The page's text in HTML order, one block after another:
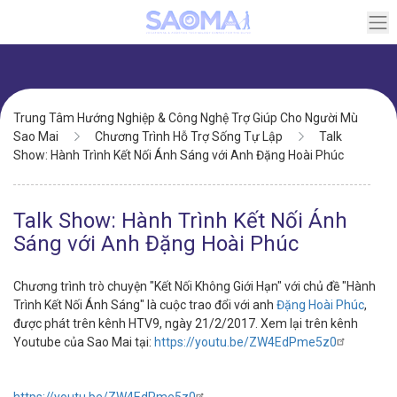
nội
Điều
hướng
Trung Tâm Hướng Nghiệp & Công Nghệ Trợ Giúp Cho Người Mù
Sao Mai
Chương Trình Hỗ Trợ Sống Tự Lập
Talk
Show: Hành Trình Kết Nối Ánh Sáng với Anh Đặng Hoài Phúc
Talk Show: Hành Trình Kết Nối Ánh
Sáng với Anh Đặng Hoài Phúc
Chương trình trò chuyện "Kết Nối Không Giới Hạn" với chủ đề "Hành
Trình Kết Nối Ánh Sáng" là cuộc trao đổi với anh Đặng Hoài Phúc,
được phát trên kênh HTV9, ngày 21/2/2017. Xem lại trên kênh
Youtube của Sao Mai tại: https://youtu.be/ZW4EdPme5z0